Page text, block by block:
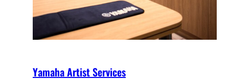
Yamaha Artist Services